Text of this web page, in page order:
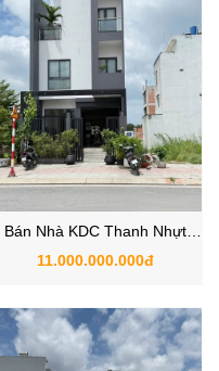
Bán Nhà KDC Thanh Nhựt
Nhà Bè - The Sun City Phước
11.000.000.000đ